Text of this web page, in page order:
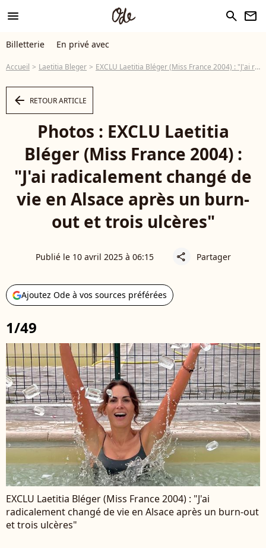
menu search newsletter
Billetterie En privé avec
Accueil Laetitia Bleger EXCLU Laetitia Bléger (Miss France 2004) : "J'ai radicalement changé de vie en Alsace après un burn-out et trois ulcères"
arrow_left RETOUR ARTICLE
Photos : EXCLU Laetitia
Bléger (Miss France 2004) :
"J'ai radicalement changé de
vie en Alsace après un burn-
out et trois ulcères"
Publié le 10 avril 2025 à 06:15 share Partager
Ajoutez Ode à vos sources préférées
1/49
EXCLU Laetitia Bléger (Miss France 2004) : "J'ai
radicalement changé de vie en Alsace après un burn-out
et trois ulcères"